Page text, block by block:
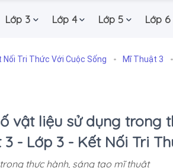
Lớp 3 Lớp 4 Lớp 5 Lớp 6
Nối Tri Thức Với Cuộc Sống Mĩ Thuật 3
vật liệu sử dụng trong
- Lớp 3 - Kết Nối Tri
thực hành, sáng tạo mĩ thuật